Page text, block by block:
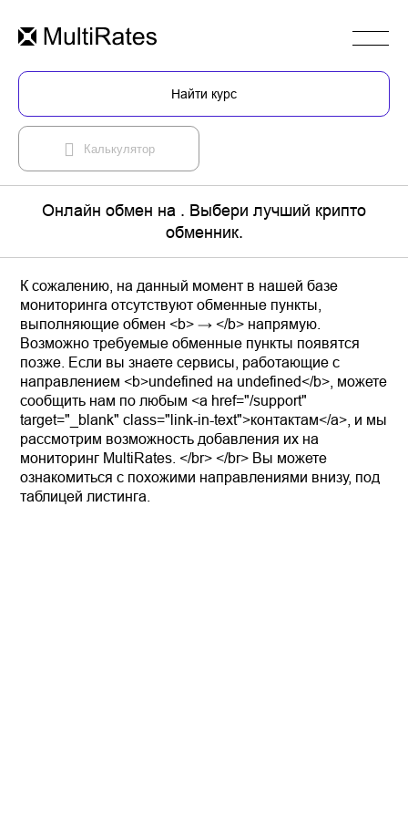
Найти курс
Калькулятор
Онлайн обмен на . Выбери лучший крипто
обменник.
К сожалению, на данный момент в нашей базе
мониторинга отсутствуют обменные пункты,
выполняющие обмен <b> → </b> напрямую.
Возможно требуемые обменные пункты появятся
позже. Если вы знаете сервисы, работающие с
направлением <b>undefined на undefined</b>, можете
сообщить нам по любым <a href="/support"
target="_blank" class="link-in-text">контактам</a>, и мы
рассмотрим возможность добавления их на
мониторинг MultiRates. </br> </br> Вы можете
ознакомиться с похожими направлениями внизу, под
таблицей листинга.